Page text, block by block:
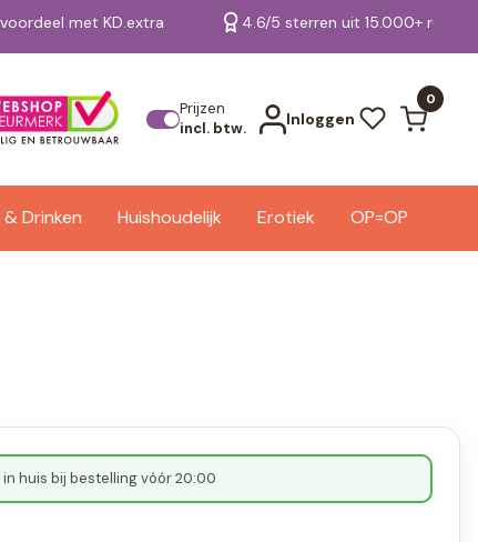
met KD.extra 4.6/5 sterren uit 15.000+
Prijzen
incl. btw.
Inloggen
0
Drinken Huishoudelijk Erotiek OP=OP
Bekijk alle resultaten
huis bij bestelling vóór 20:00